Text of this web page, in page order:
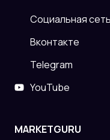
Cоциальная сеть
Вконтакте
Telegram
YouTube
MARKETGURU